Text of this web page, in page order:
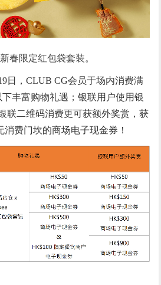
春限定红包袋套装。
日，CLUB CG会员于场内消费满
丰富购物礼遇；银联用户使用银
联二维码消费更可获额外奖赏，获
消费门坎的商场电子现金券！